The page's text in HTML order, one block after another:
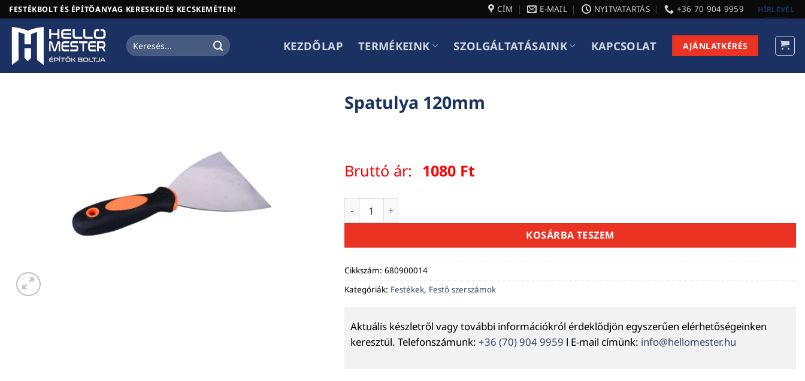
Skip
to
content
FESTÉKBOLT ÉS ÉPÍTŐANYAG KERESKEDÉS KECSKEMÉTEN! CÍM E-MAIL NYITVATARTÁS +36 70 904 9959 HÍRLEVÉL
Keresés
a
KEZDŐLAP TERMÉKEINK SZOLGÁLTATÁSAINK KAPCSOLAT AJÁNLATKÉRÉS
Spatulya 120mm
Bruttó ár: 1080 Ft
Spatulya 120mm mennyiség
KOSÁRBA TESZEM
Cikkszám: 680900014
Kategóriák: Festékek, Festő szerszámok
Aktuális készletről vagy további információkról érdeklődjön egyszerűen elérhetőségeinken
keresztül. Telefonszámunk: +36 (70) 904 9959 l E-mail címünk: info@hellomester.hu